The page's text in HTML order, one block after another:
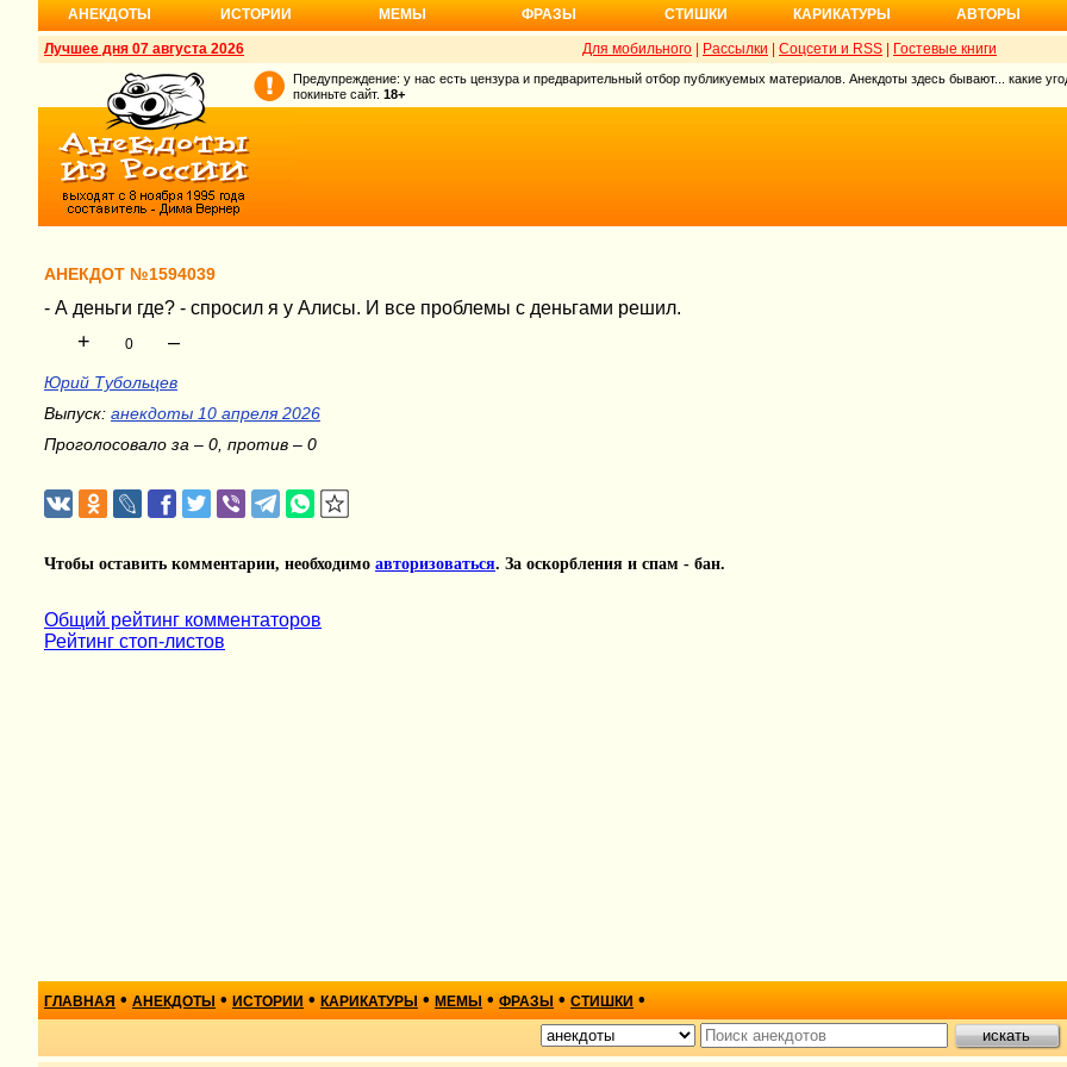
АНЕКДОТЫ ИСТОРИИ МЕМЫ ФРАЗЫ СТИШКИ КАРИКАТУРЫ АВТОРЫ
Лучшее дня 07 августа 2026 Для мобильного Рассылки Соцсети и RSS Гостевые книги
Предупреждение: у нас есть цензура и предварительный отбор публикуемых материалов. Анекдоты здесь бывают... какие
покиньте сайт. 18+
АНЕКДОТ №1594039
- А деньги где? - спросил я у Алисы. И все проблемы с деньгами решил.
+ 0 –
Юрий Тубольцев
Выпуск: анекдоты 10 апреля 2026
Проголосовало за – 0, против – 0
Чтобы оставить комментарии, необходимо авторизоваться. За оскорбления и спам - бан.
Общий рейтинг комментаторов
Рейтинг стоп-листов
ГЛАВНАЯ • АНЕКДОТЫ • ИСТОРИИ • КАРИКАТУРЫ • МЕМЫ • ФРАЗЫ • СТИШКИ •